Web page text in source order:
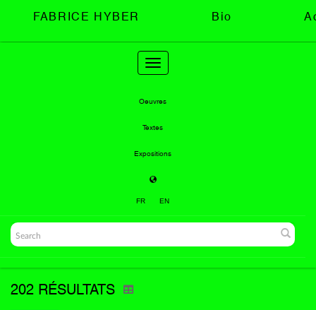
FABRICE HYBER Bio
Toggle
navigation
Oeuvres
Textes
Expositions
FR EN
202 RÉSULTATS